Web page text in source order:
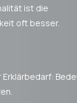
ist die
oft besser.
Erklärbedarf: